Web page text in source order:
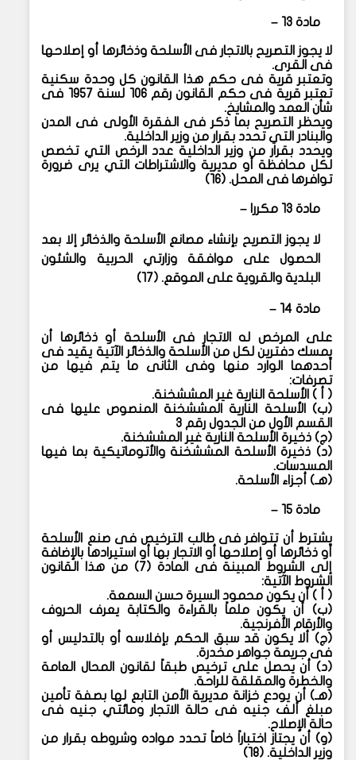
مادة ١٣ –
لا يجوز التصريح بالاتجار فى الأسلحة وذخائرها أو إصلاحها
فى القرى.
وتعتبر قرية فى حكم هذا القانون كل وحدة سكنية
تعتبر قرية فى حكم القانون رقم ١٠٦ لسنة ١٩٥٧ فى
شأن العمد والمشايخ.
ويحظر التصريح بما ذكر فى الفقرة الأولى فى المدن
والبنادر التي تحدد بقرار من وزير الداخلية.
ويحدد بقرار من وزير الداخلية عدد الرخص التي تخصص
لكل محافظة أو مديرية والاشتراطات التي يرى ضرورة
توافرها فى المحل. (١٦)
مادة ١٣ مكررا –
لا يجوز التصريح بإنشاء مصانع الأسلحة والذخائر إلا بعد
الحصول على موافقة وزارتي الحربية والشئون
البلدية والقروية على الموقع. (١٧)
مادة ١٤ –
على المرخص له الاتجار فى الأسلحة أو ذخائرها أن
يمسك دفترين لكل من الأسلحة والذخائر الآتية يقيد فى
أحدهما الوارد منها وفى الثانى ما يتم فيها من
تصرفات:
(
أ ) الأسلحة النارية غير المششخنة.
(ب) الأسلحة النارية المششخنة المنصوص عليها فى
القسم الأول من الجدول رقم ٣
(ج) ذخيرة الأسلحة النارية غير المششخنة.
(د) ذخيرة الأسلحة المششخنة والأتوماتيكية بما فيها
المسدسات.
(هـ) أجزاء الأسلحة.
مادة ١٥ –
يشترط أن تتوافر فى طالب الترخيص فى صنع الأسلحة
أو ذخائرها أو إصلاحها أو الاتجار بها أو استيرادها بالإضافة
إلى الشروط المبينة فى المادة (٧) من هذا القانون
الشروط الآتية:
(
أ ) أن يكون محمود السيرة حسن السمعة.
(ب) أن يكون ملماً بالقراءة والكتابة يعرف الحروف
والأرقام الأفرنجية.
(ج) ألا يكون قد سبق الحكم بإفلاسه أو بالتدليس أو
فى جريمة جواهر مخدرة.
(د) أن يحصل على ترخيص طبقاً لقانون المحال العامة
والخطرة والمقلقة للراحة.
(هـ) أن يودع خزانة مديرية الأمن التابع لها بصفة تأمين
مبلغ ألف جنيه فى حالة الاتجار ومائتي جنيه فى
حالة الإصلاح.
(و) أن يجتاز اختباراً خاصاً تحدد مواده وشروطه بقرار من
وزير الداخلية. (١٨)